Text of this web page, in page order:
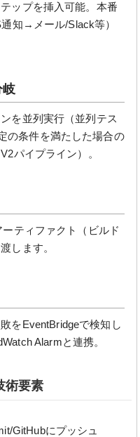
ップを挿入可能。本番
知→メール/Slack等）
岐
を並列実行（並列テス
の条件を満たした場合の
パイプライン）。
ティファクト（ビルド
します。
をEventBridgeで検知し
Alarmと連携。
術要素
GitHubにプッシュ